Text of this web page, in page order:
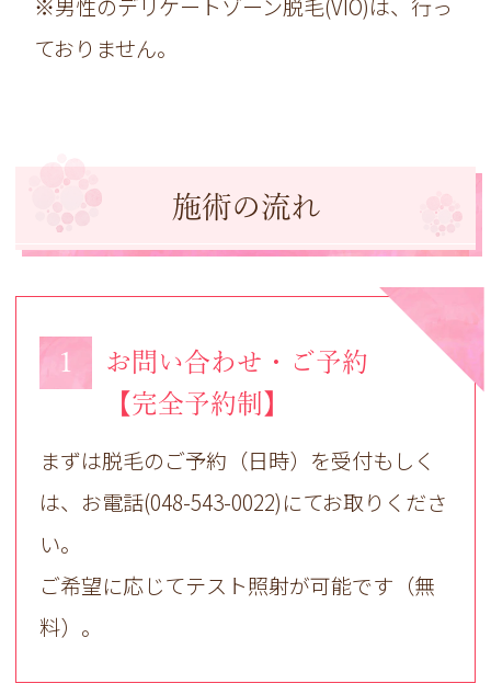
※男性のデリケートゾーン脱毛(VIO)は、行っ
ておりません。
施術の流れ
1
お問い合わせ・ご予約
【完全予約制】
まずは脱毛のご予約（日時）を受付もしく
は、お電話(048-543-0022)にてお取りくださ
い。
ご希望に応じてテスト照射が可能です（無
料）。